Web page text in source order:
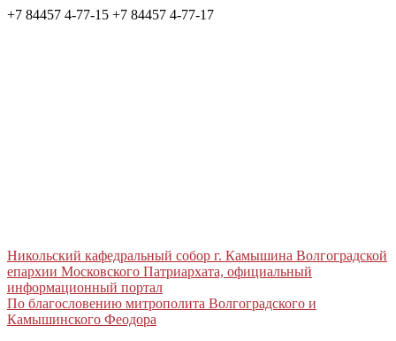
+7 84457 4-77-15 +7 84457 4-77-17
Никольский кафедральный собор г. Камышина Волгоградской
епархии Московского Патриархата, официальный
информационный портал
По благословению митрополита Волгоградского и
Камышинского Феодора